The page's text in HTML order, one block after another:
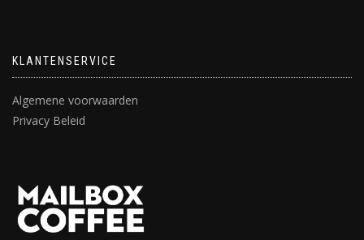
KLANTENSERVICE
Algemene voorwaarden
Privacy Beleid